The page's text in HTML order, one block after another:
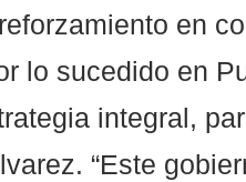
en
lo sucedido en
integral,
“Este